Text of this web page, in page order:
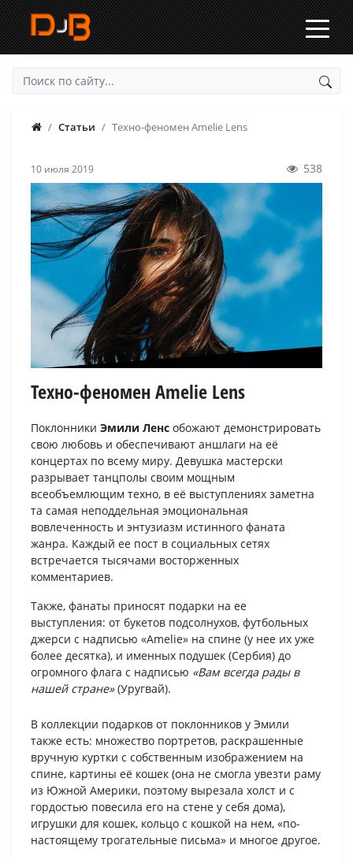
Статьи Техно-феномен Amelie Lens
10 июля 2019 538
Техно-феномен Amelie Lens
Поклонники Эмили Ленс обожают демонстрировать
свою любовь и обеспечивают аншлаги на её
концертах по всему миру. Девушка мастерски
разрывает танцполы своим мощным
всеобъемлющим техно, в её выступлениях заметна
та самая неподдельная эмоциональная
вовлеченность и энтузиазм истинного фаната
жанра. Каждый ее пост в социальных сетях
встречается тысячами восторженных
комментариев.
Также, фанаты приносят подарки на ее
выступления: от букетов подсолнухов, футбольных
джерси с надписью «Amelie» на спине (у нее их уже
более десятка), и именных подушек (Сербия) до
огромного флага с надписью «Вам всегда рады в
нашей стране»(Уругвай).
В коллекции подарков от поклонников у Эмили
также есть: множество портретов, раскрашенные
вручную куртки с собственным изображением на
спине, картины её кошек (она не смогла увезти раму
из Южной Америки, поэтому вырезала холст и с
гордостью повесила его на стене у себя дома),
игрушки для кошек, кольцо с кошкой на нем, «по-
настоящему трогательные письма» и многое другое.